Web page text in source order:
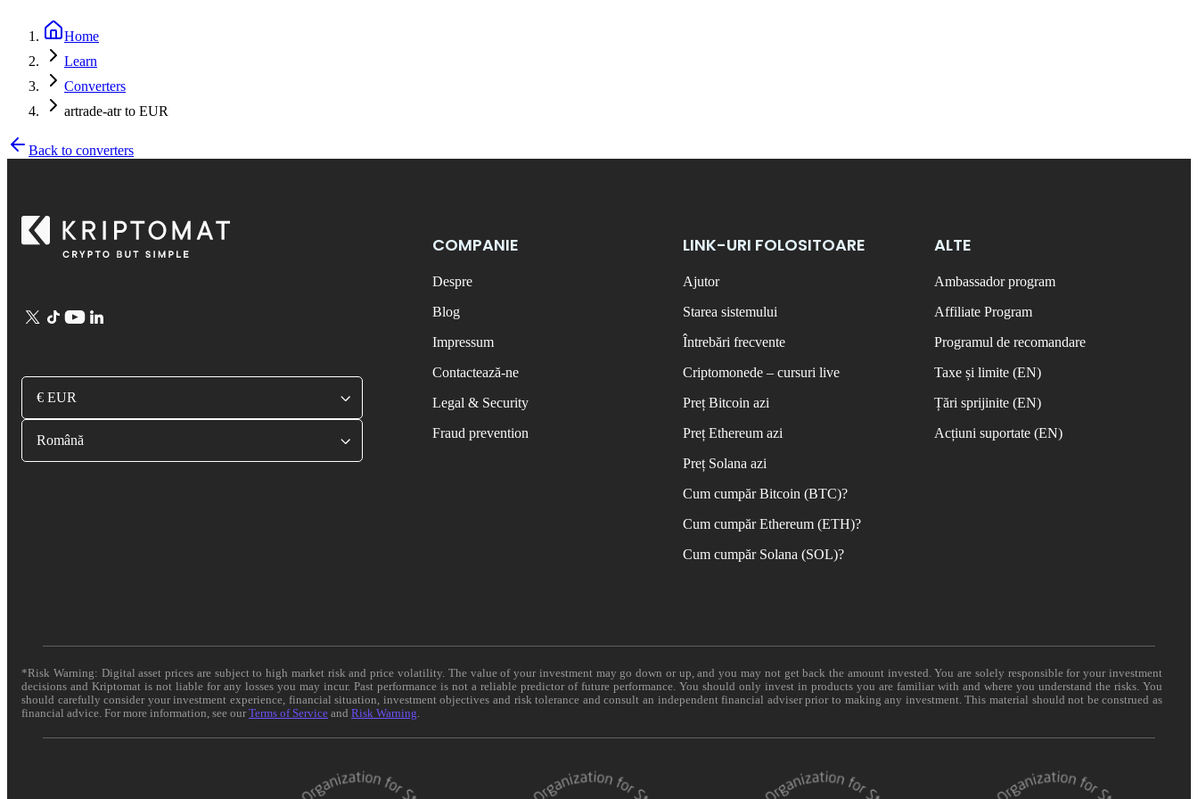
Home
Learn
Converters
artrade-atr to EUR
Back to converters
€ EUR
Română
COMPANIE
Despre
Blog
Impressum
Contactează-ne
Legal & Security
Fraud prevention
LINK-URI FOLOSITOARE
Ajutor
Starea sistemului
Întrebări frecvente
Criptomonede – cursuri live
Preț Bitcoin azi
Preț Ethereum azi
Preț Solana azi
Cum cumpăr Bitcoin (BTC)?
Cum cumpăr Ethereum (ETH)?
Cum cumpăr Solana (SOL)?
ALTE
Ambassador program
Affiliate Program
Programul de recomandare
Taxe și limite (EN)
Țări sprijinite (EN)
Acțiuni suportate (EN)
*Risk Warning: Digital asset prices are subject to high market risk and price volatility. The value of your investment may go down or up, and you may not get back the amount invested. You are solely responsible for your investment
decisions and Kriptomat is not liable for any losses you may incur. Past performance is not a reliable predictor of future performance. You should only invest in products you are familiar with and where you understand the risks. You
should carefully consider your investment experience, financial situation, investment objectives and risk tolerance and consult an independent financial adviser prior to making any investment. This material should not be construed as
financial advice. For more information, see ourTerms of Service and Risk Warning